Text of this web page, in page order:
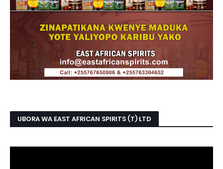
UBORA WA EAST AFRICAN SPIRITS (T) LTD